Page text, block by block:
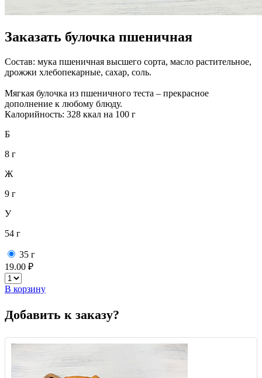
Заказать булочка пшеничная
Состав: мука пшеничная высшего сорта, масло растительное,
дрожжи хлебопекарные, сахар, соль.
Мягкая булочка из пшеничного теста – прекрасное
дополнение к любому блюду.
Калорийность: 328 ккал на 100 г
Б
8 г
Ж
9 г
У
54 г
35 г
19.00 ₽
В корзину
Добавить к заказу?